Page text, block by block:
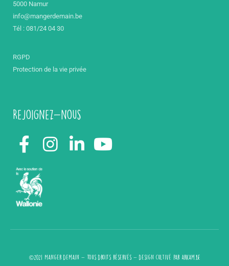
5000 Namur
info@mangerdemain.be
Tél : 081/24 04 30
RGPD
Protection de la vie privée
Rejoignez-nous
©2021 Manger demain - Tous droits réservés - design cultivé par arkam.be